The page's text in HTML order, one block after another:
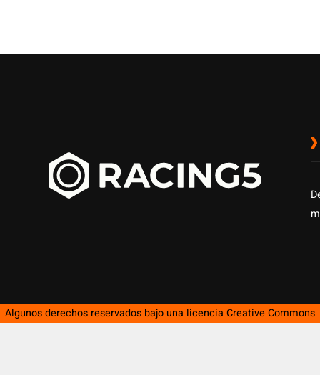
Algunos derechos reservados bajo una licencia Creative Commons